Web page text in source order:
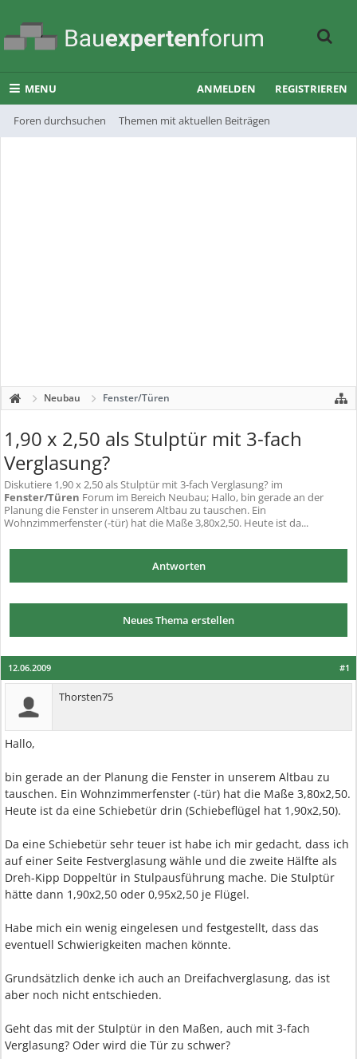
MENU
Foren durchsuchen Themen mit aktuellen Beiträgen
ANMELDEN REGISTRIEREN
Neubau Fenster/Türen
1,90 x 2,50 als Stulptür mit 3-fach
Verglasung?
Diskutiere 1,90 x 2,50 als Stulptür mit 3-fach Verglasung? im
Fenster/Türen Forum im Bereich Neubau; Hallo, bin gerade an der
Planung die Fenster in unserem Altbau zu tauschen. Ein
Wohnzimmerfenster (-tür) hat die Maße 3,80x2,50. Heute ist da...
Antworten
Neues Thema erstellen
#1
12.06.2009
Thorsten75
Hallo,
bin gerade an der Planung die Fenster in unserem Altbau zu
tauschen. Ein Wohnzimmerfenster (-tür) hat die Maße 3,80x2,50.
Heute ist da eine Schiebetür drin (Schiebeflügel hat 1,90x2,50).
Da eine Schiebetür sehr teuer ist habe ich mir gedacht, dass ich
auf einer Seite Festverglasung wähle und die zweite Hälfte als
Dreh-Kipp Doppeltür in Stulpausführung mache. Die Stulptür
hätte dann 1,90x2,50 oder 0,95x2,50 je Flügel.
Habe mich ein wenig eingelesen und festgestellt, dass das
eventuell Schwierigkeiten machen könnte.
Grundsätzlich denke ich auch an Dreifachverglasung, das ist
aber noch nicht entschieden.
Geht das mit der Stulptür in den Maßen, auch mit 3-fach
Verglasung? Oder wird die Tür zu schwer?